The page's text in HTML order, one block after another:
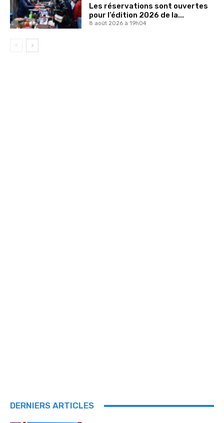
Les réservations sont ouvertes
pour l’édition 2026 de la...
8 août 2026 à 19h04
DERNIERS ARTICLES